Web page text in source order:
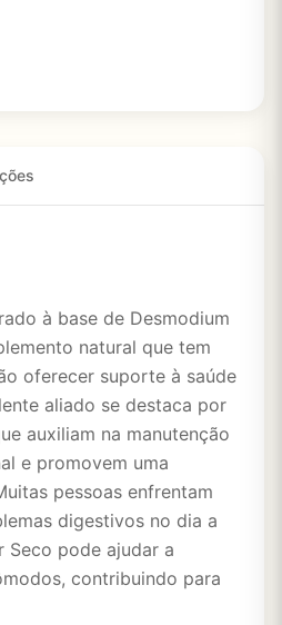
à base de Desmodium
natural que tem
oferecer suporte à saúde
aliado se destaca por
auxiliam na manutenção
e promovem uma
pessoas enfrentam
digestivos no dia a
Seco pode ajudar a
contribuindo para